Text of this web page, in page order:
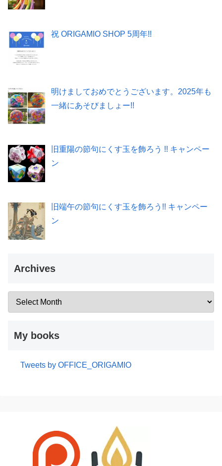
祝 ORIGAMIO SHOP 5周年!!
明けましておめでとうございます。2025年も
一緒にあそびましょー!!
旧重陽の節句にくす玉を飾ろう !! キャンペー
ン
旧端午の節句にくす玉を飾ろう!! キャンペー
ン
Archives
My books
Tweets by OFFICE_ORIGAMIO